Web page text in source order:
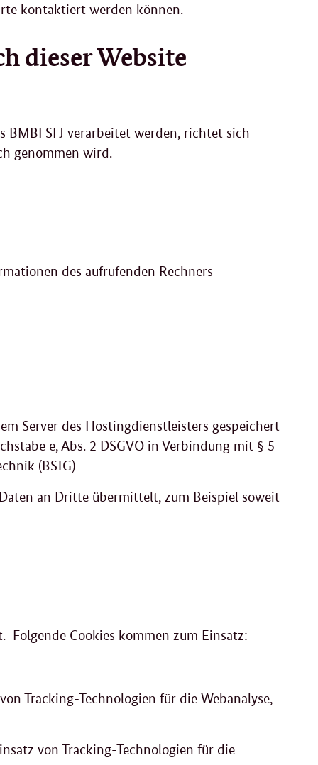
kontaktiert werden können.
dieser Website
BMBFSFJ verarbeitet werden, richtet sich
genommen wird.
des aufrufenden Rechners
Server des Hostingdienstleisters gespeichert
e, Abs. 2 DSGVO in Verbindung mit § 5
(BSIG)
an Dritte übermittelt, zum Beispiel soweit
Folgende Cookies kommen zum Einsatz:
Tracking-Technologien für die Webanalyse,
von Tracking-Technologien für die